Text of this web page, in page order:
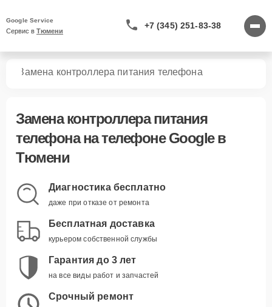
Google Service
Сервис в Тюмени
+7 (345) 251-83-38
Замена контроллера питания телефона
Замена контроллера питания
телефонана телефоне Google в
Тюмени
Диагностика бесплатно
даже при отказе от ремонта
Бесплатная доставка
курьером собственной службы
Гарантия до 3 лет
на все виды работ и запчастей
Срочный ремонт